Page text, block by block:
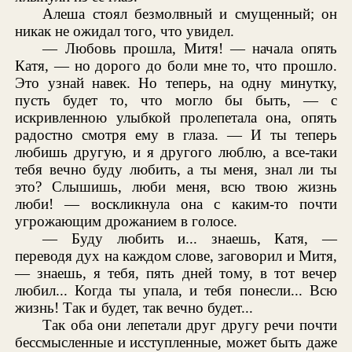
Алеша стоял безмолвный и смущенный; он
никак не ожидал того, что увидел.
— Любовь прошла, Митя! — начала опять
Катя, — но дорого до боли мне то, что прошло.
Это узнай навек. Но теперь, на одну минутку,
пусть будет то, что могло бы быть, — с
искривленною улыбкой пролепетала она, опять
радостно смотря ему в глаза. — И ты теперь
любишь другую, и я другого люблю, а все-таки
тебя вечно буду любить, а ты меня, знал ли ты
это? Слышишь, люби меня, всю твою жизнь
люби! — воскликнула она с каким-то почти
угрожающим дрожанием в голосе.
— Буду любить и... знаешь, Катя, —
переводя дух на каждом слове, заговорил и Митя,
— знаешь, я тебя, пять дней тому, в тот вечер
любил... Когда ты упала, и тебя понесли... Всю
жизнь! Так и будет, так вечно будет...
Так оба они лепетали друг другу речи почти
бессмысленные и исступленные, может быть даже